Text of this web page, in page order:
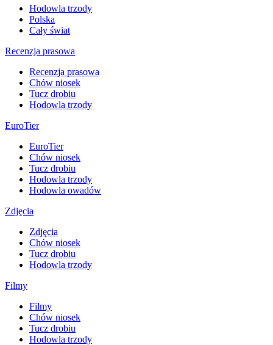
Hodowla trzody
Polska
Cały świat
Recenzja prasowa
Recenzja prasowa
Chów niosek
Tucz drobiu
Hodowla trzody
EuroTier
EuroTier
Chów niosek
Tucz drobiu
Hodowla trzody
Hodowla owadów
Zdjęcia
Zdjęcia
Chów niosek
Tucz drobiu
Hodowla trzody
Filmy
Filmy
Chów niosek
Tucz drobiu
Hodowla trzody